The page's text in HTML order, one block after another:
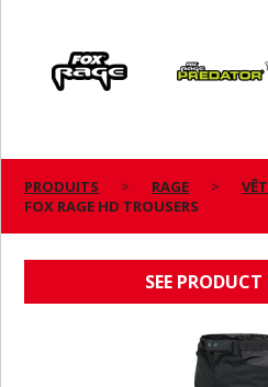
Predator
PRODUITS RAGE
FOX RAGE HD TROUSERS
SEE